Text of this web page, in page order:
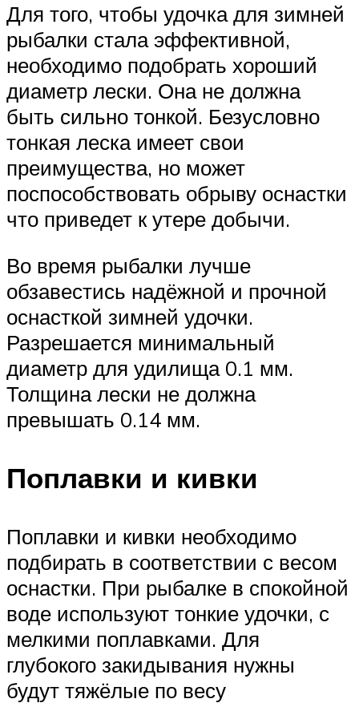
Для того, чтобы удочка для зимней
рыбалки стала эффективной,
необходимо подобрать хороший
диаметр лески. Она не должна
быть сильно тонкой. Безусловно
тонкая леска имеет свои
преимущества, но может
поспособствовать обрыву оснастки
что приведет к утере добычи.
Во время рыбалки лучше
обзавестись надёжной и прочной
оснасткой зимней удочки.
Разрешается минимальный
диаметр для удилища 0.1 мм.
Толщина лески не должна
превышать 0.14 мм.
Поплавки и кивки
Поплавки и кивки необходимо
подбирать в соответствии с весом
оснастки. При рыбалке в спокойной
воде используют тонкие удочки, с
мелкими поплавками. Для
глубокого закидывания нужны
будут тяжёлые по весу